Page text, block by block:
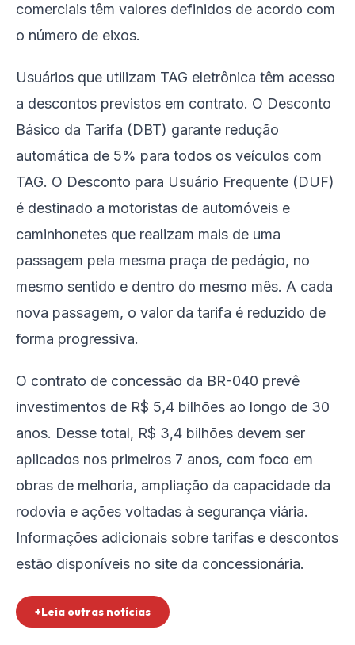
comerciais têm valores definidos de acordo com
o número de eixos.
Usuários que utilizam TAG eletrônica têm acesso
a descontos previstos em contrato. O Desconto
Básico da Tarifa (DBT) garante redução
automática de 5% para todos os veículos com
TAG. O Desconto para Usuário Frequente (DUF)
é destinado a motoristas de automóveis e
caminhonetes que realizam mais de uma
passagem pela mesma praça de pedágio, no
mesmo sentido e dentro do mesmo mês. A cada
nova passagem, o valor da tarifa é reduzido de
forma progressiva.
O contrato de concessão da BR-040 prevê
investimentos de R$ 5,4 bilhões ao longo de 30
anos. Desse total, R$ 3,4 bilhões devem ser
aplicados nos primeiros 7 anos, com foco em
obras de melhoria, ampliação da capacidade da
rodovia e ações voltadas à segurança viária.
Informações adicionais sobre tarifas e descontos
estão disponíveis no site da concessionária.
+Leia outras notícias